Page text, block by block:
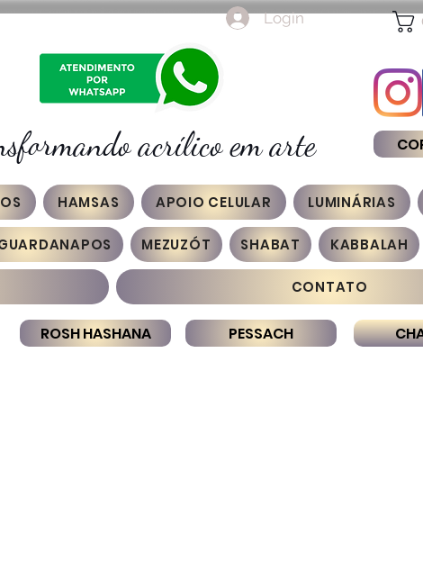
Login
acrílico em arte
HAMSAS APOIO CELULAR LUMINÁRIAS
MEZUZÓT SHABAT KABBALAH
CONTATO
ROSH HASHANA PESSACH